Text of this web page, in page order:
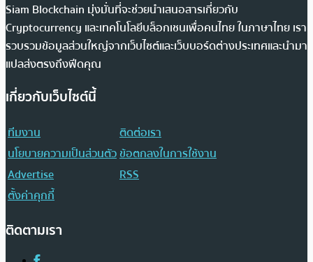
Siam Blockchain มุ่งมั่นที่จะช่วยนำเสนอสารเกี่ยวกับ
Cryptocurrency และเทคโนโลยีบล็อกเชนเพื่อคนไทย ในภาษาไทย เรา
รวบรวมข้อมูลส่วนใหญ่จากเว็บไซต์และเว็บบอร์ดต่างประเทศและนำมา
แปลส่งตรงถึงฟีดคุณ
เกี่ยวกับเว็บไซต์นี้
ทีมงาน
ติดต่อเรา
นโยบายความเป็นส่วนตัวข้อตกลงในการใช้งาน
Advertise
RSS
ตั้งค่าคุกกี้
ติดตามเรา